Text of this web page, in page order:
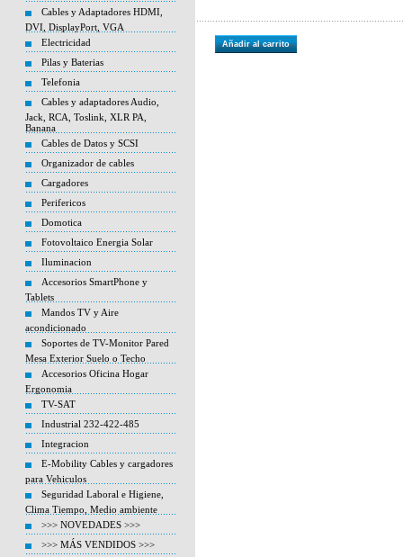
Cables y Adaptadores HDMI,
DVI, DisplayPort, VGA
Electricidad
Pilas y Baterias
Telefonia
Cables y adaptadores Audio,
Jack, RCA, Toslink, XLR PA,
Banana
Cables de Datos y SCSI
Organizador de cables
Cargadores
Perifericos
Domotica
Fotovoltaico Energia Solar
Iluminacion
Accesorios SmartPhone y
Tablets
Mandos TV y Aire
acondicionado
Soportes de TV-Monitor Pared
Mesa Exterior Suelo o Techo
Accesorios Oficina Hogar
Ergonomia
TV-SAT
Industrial 232-422-485
Integracion
E-Mobility Cables y cargadores
para Vehiculos
Seguridad Laboral e Higiene,
Clima Tiempo, Medio ambiente
>>> NOVEDADES >>>
>>> MÁS VENDIDOS >>>
Añadir al carrito